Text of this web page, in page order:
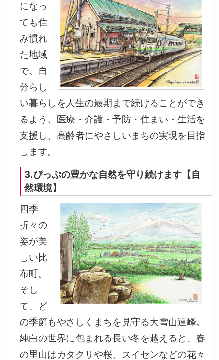
になっ
ても住
み慣れ
た地域
で、自
分らし
い暮らしを人生の最期まで続けることができ
るよう、医療・介護・予防・住まい・生活を
支援し、高齢者にやさしいまちの実現を目指
します。
3.ぴっぷの豊かな自然を守り続けます【自
然環境】
四季
折々の
姿が美
しい比
布町。
そし
て、ど
の季節もやさしくまちを見守る大雪山連峰。
純白の世界に包まれる長い冬を越えると、春
の里山はカタクリや桜、スイセンなどの花々